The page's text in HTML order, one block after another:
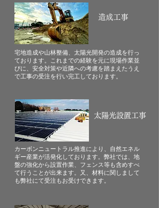
造成工事
宅地造成や山林整備、太陽光開発の造成を行っ
ております。​これまでの経験を元に現場作業並
びに、安全対策や近隣への考慮を踏まえたうえ
で工事の受注を行い完工しております。
太陽光設置工事
カーボンニュートラル推進により、自然エネル
ギー産業が活発化しております。弊社では、地
盤の強化から設置作業、フェンス等も含めすべ
て行うことが出来ます。又、材料に関しまして
も弊社にて受注もお受けできます。